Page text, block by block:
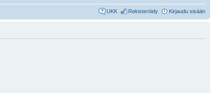
UKK Rekisteröidy Kirjaudu sisään